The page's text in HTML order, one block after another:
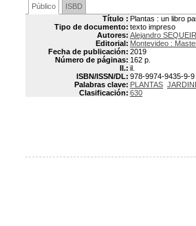
Público
ISBD
Título : Plantas : un libro
Tipo de documento: texto impreso
Autores: Alejandro
Editorial: Montevideo :
Fecha de publicación: 2019
Número de páginas: 162 p.
Il.: il.
ISBN/ISSN/DL: 978-9974-9435-9-9
Palabras clave: PLANTAS
Clasificación: 630